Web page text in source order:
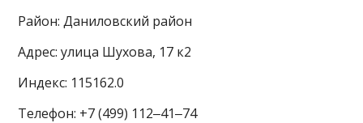
Район: Даниловский район
Адрес: улица Шухова, 17 к2
Индекс: 115162.0
Телефон: +7 (499) 112‒41‒74